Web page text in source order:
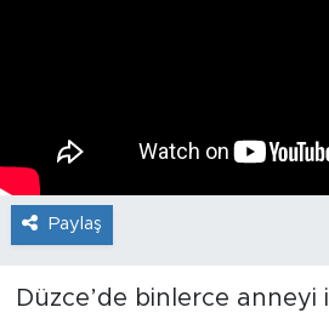
Paylaş
Düzce’de binlerce anneyi